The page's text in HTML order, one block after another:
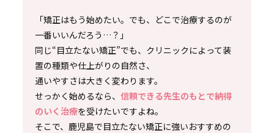
「矯正はもう始めたい。でも、どこで治療するのが
一番いいんだろう…？」
同じ“目立たない矯正”でも、クリニックによって装
置の種類や仕上がりの自然さ、
通いやすさは大きく変わります。
せっかく始めるなら、 信頼できる先生のもとで納得
のいく治療を受けたいですよね。
そこで、鹿児島で目立たない矯正に強いおすすめの